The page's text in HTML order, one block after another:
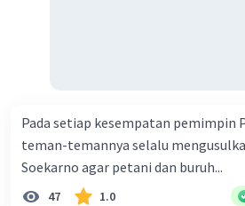
Pada setiap kesempatan pemimpin
teman-temannya selalu
Soekarno agar petani dan buruh...
47 1.0